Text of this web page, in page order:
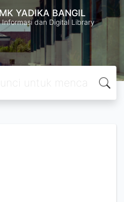
YADIKA BANGIL
Informasi dan Digital Library